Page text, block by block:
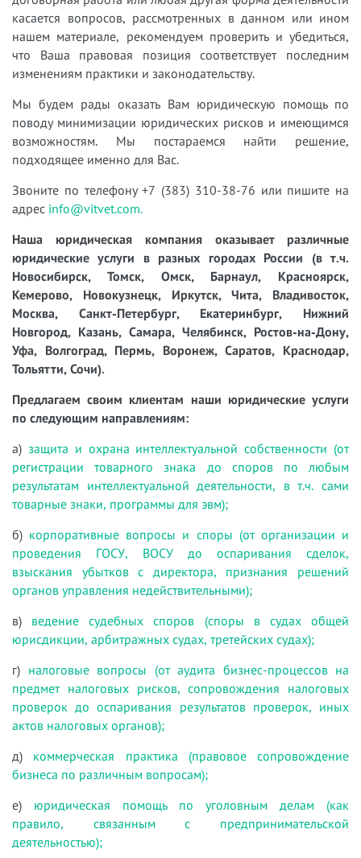
касается вопросов, рассмотренных в данном или ином
нашем материале, рекомендуем проверить и убедиться,
что Ваша правовая позиция соответствует последним
изменениям практики и законодательству.
Мы будем рады оказать Вам юридическую помощь по
поводу минимизации юридических рисков и имеющимся
возможностям. Мы постараемся найти решение,
подходящее именно для Вас.
Звоните по телефону +7 (383) 310-38-76 или пишите на
адрес info@vitvet.com.
Наша юридическая компания оказывает различные
юридические услуги в разных городах России (в т.ч.
Новосибирск, Томск, Омск, Барнаул, Красноярск,
Кемерово, Новокузнецк, Иркутск, Чита, Владивосток,
Москва, Санкт-Петербург, Екатеринбург, Нижний
Новгород, Казань, Самара, Челябинск, Ростов-на-Дону,
Уфа, Волгоград, Пермь, Воронеж, Саратов, Краснодар,
Тольятти, Сочи).
Предлагаем своим клиентам наши юридические услуги
по следующим направлениям:
а) защита и охрана интеллектуальной собственности (от
регистрации товарного знака до споров по любым
результатам интеллектуальной деятельности, в т.ч. сами
товарные знаки, программы для эвм);
б) корпоративные вопросы и споры (от организации и
проведения ГОСУ, ВОСУ до оспаривания сделок,
взыскания убытков с директора, признания решений
органов управления недействительными);
в) ведение судебных споров (споры в судах общей
юрисдикции, арбитражных судах, третейских судах);
г) налоговые вопросы (от аудита бизнес-процессов на
предмет налоговых рисков, сопровождения налоговых
проверок до оспаривания результатов проверок, иных
актов налоговых органов);
д) коммерческая практика (правовое сопровождение
бизнеса по различным вопросам);
е) юридическая помощь по уголовным делам (как
правило, связанным с предпринимательской
деятельностью);